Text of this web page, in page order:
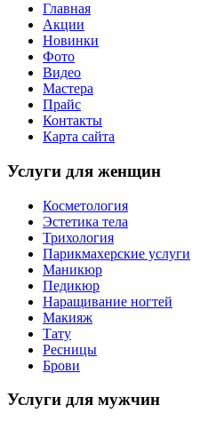
Главная
Акции
Новинки
Фото
Видео
Мастера
Прайс
Контакты
Карта сайта
Услуги для женщин
Косметология
Эстетика тела
Трихология
Парикмахерские услуги
Маникюр
Педикюр
Наращивание ногтей
Макияж
Тату
Ресницы
Брови
Услуги для мужчин